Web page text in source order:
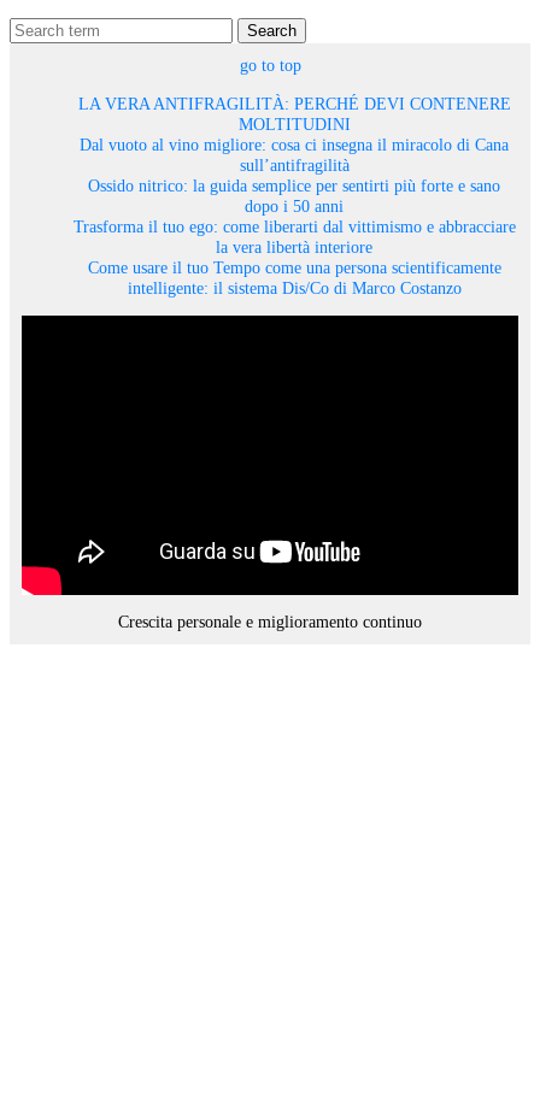
Search
go to top
LA VERA ANTIFRAGILITÀ: PERCHÉ DEVI CONTENERE
MOLTITUDINI
Dal vuoto al vino migliore: cosa ci insegna il miracolo di Cana
sull’antifragilità
Ossido nitrico: la guida semplice per sentirti più forte e sano
dopo i 50 anni
Trasforma il tuo ego: come liberarti dal vittimismo e abbracciare
la vera libertà interiore
Come usare il tuo Tempo come una persona scientificamente
intelligente: il sistema Dis/Co di Marco Costanzo
Crescita personale e miglioramento continuo